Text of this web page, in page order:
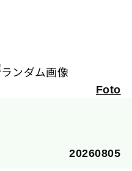
Foto
20260805